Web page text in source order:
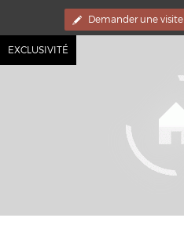
Demander une visite
EXCLUSIVITÉ